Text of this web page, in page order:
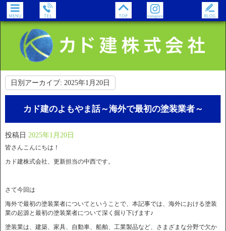
日別アーカイブ: 2025年1月20日
カド建のよもやま話～海外で最初の塗装業者～
投稿日 2025年1月20日
皆さんこんにちは！
カド建株式会社、更新担当の中西です。
さて今回は
海外で最初の塗装業者についてということで、本記事では、海外における塗装
業の起源と最初の塗装業者について深く掘り下げます♪
塗装業は、建築、家具、自動車、船舶、工業製品など、さまざまな分野で欠か